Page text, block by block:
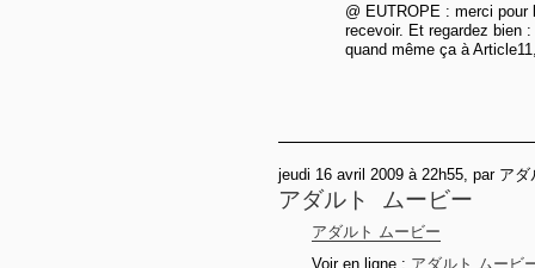
@ EUTROPE : merci pour
recevoir. Et regardez bien
quand même ça à
jeudi 16 avril 2009 à 22h55, par ア
アダルト ムービー
アダルト ムービー
Voir en ligne : アダルト ムービ